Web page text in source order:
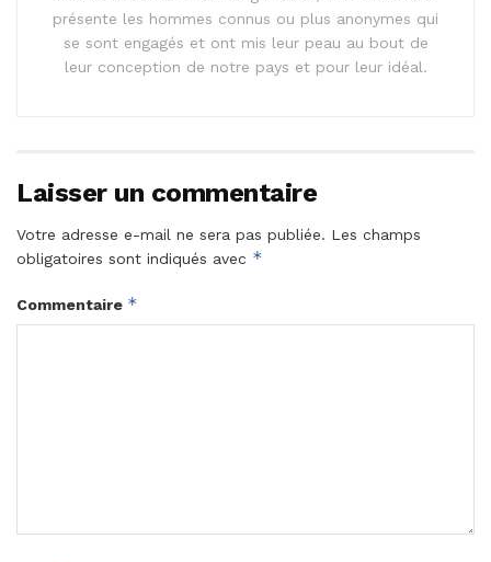
présente les hommes connus ou plus anonymes qui
se sont engagés et ont mis leur peau au bout de
leur conception de notre pays et pour leur idéal.
Laisser un commentaire
Votre adresse e-mail ne sera pas publiée. Les champs
obligatoires sont indiqués avec *
Commentaire *